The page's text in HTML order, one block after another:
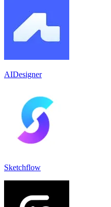
AIDesigner
Sketchflow